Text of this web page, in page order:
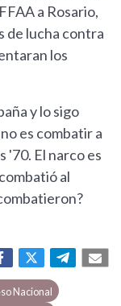
a Rosario,
de lucha contra
los
y lo sigo
es combatir a
'70. El narco es
al
Nacional